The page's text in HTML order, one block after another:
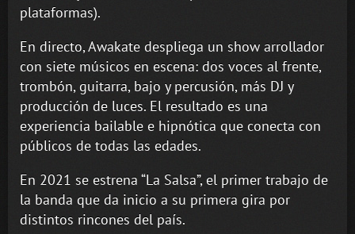
plataformas).
En directo, Awakate despliega un show arrollador
con siete músicos en escena: dos voces al frente,
trombón, guitarra, bajo y percusión, más DJ y
producción de luces. El resultado es una
experiencia bailable e hipnótica que conecta con
públicos de todas las edades.
En 2021 se estrena “La Salsa”, el primer trabajo de
la banda que da inicio a su primera gira por
distintos rincones del país.